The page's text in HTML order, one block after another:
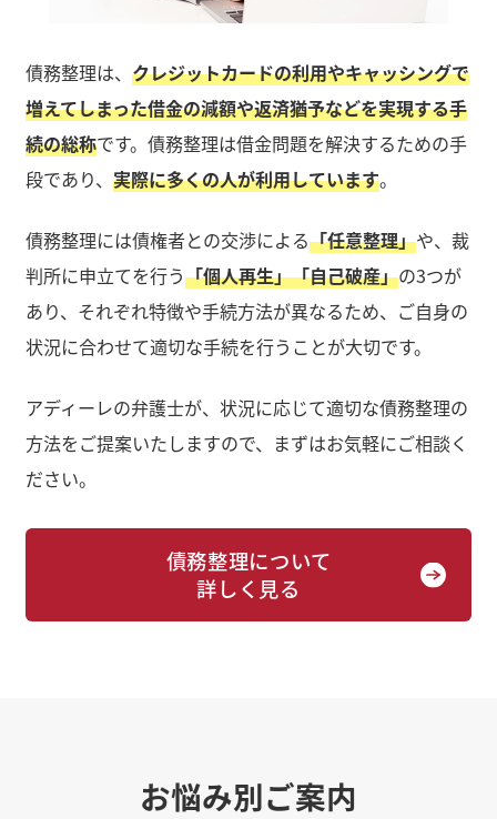
債務整理は、 クレジットカードの利用やキャッシングで
増えてしまった借金の減額や返済猶予などを実現する手
続の総称です。債務整理は借金問題を解決するための手
段であり、 実際に多くの人が利用しています。
債務整理には債権者との交渉による「任意整理」や、裁
判所に申立てを行う「個人再生」「自己破産」の3つが
あり、それぞれ特徴や手続方法が異なるため、ご自身の
状況に合わせて適切な手続を行うことが大切です。
アディーレの弁護士が、状況に応じて適切な債務整理の
方法をご提案いたしますので、まずはお気軽にご相談く
ださい。
債務整理について
詳しく見る
お悩み別ご案内